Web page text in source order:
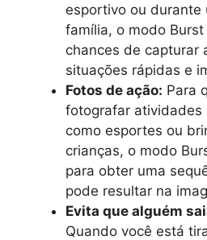
esportivo ou durante
família, o modo
chances de capturar
situações rápidas e
Fotos de ação: Para
fotografar atividades
como esportes ou
crianças, o modo
para obter uma
pode resultar na
Evita que alguém
Quando você está